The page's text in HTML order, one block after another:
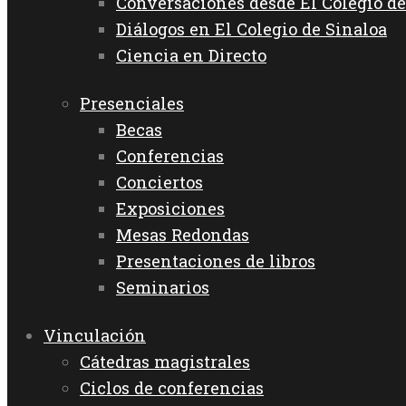
Diálogos en El Colegio de Sinaloa
Ciencia en Directo
Presenciales
Becas
Conferencias
Conciertos
Exposiciones
Mesas Redondas
Presentaciones de libros
Seminarios
Vinculación
Cátedras magistrales
Ciclos de conferencias